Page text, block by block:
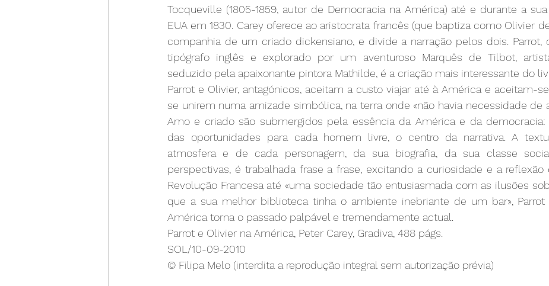
Tocqueville (1805-1859, autor de Democracia na América) até e durante a
EUA em 1830. Carey oferece ao aristocrata francês (que baptiza como Olivier
companhia de um criado dickensiano, e divide a narração pelos dois. Parrot,
tipógrafo inglês e explorado por um aventuroso Marquês de Tilbot,
seduzido pela apaixonante pintora Mathilde, é a criação mais interessante do
Parrot e Olivier, antagónicos, aceitam a custo viajar até à América e aceitam-
se unirem numa amizade simbólica, na terra onde «não havia necessidade de
Amo e criado são submergidos pela essência da América e da democracia:
das oportunidades para cada homem livre, o centro da narrativa. A
atmosfera e de cada personagem, da sua biografia, da sua classe
perspectivas, é trabalhada frase a frase, excitando a curiosidade e a reflexão
Revolução Francesa até «uma sociedade tão entusiasmada com as ilusões
que a sua melhor biblioteca tinha o ambiente inebriante de um bar», Parrot
América torna o passado palpável e tremendamente actual.
Parrot e Olivier na América, Peter Carey, Gradiva, 488 págs.
SOL/10-09-2010
© Filipa Melo (interdita a reprodução integral sem autorização prévia)